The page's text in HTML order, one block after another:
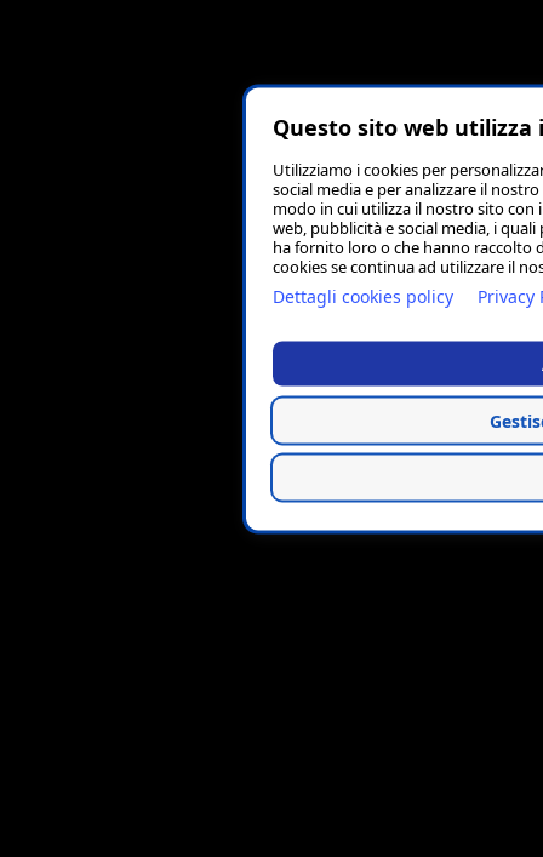
Questo sito web utilizza
Utilizziamo i cookies per
social media e per analizzare il
modo in cui utilizza il nostro sito con
web, pubblicità e social media, i
ha fornito loro o che hanno raccolto
cookies se continua ad utilizzare il
Dettagli cookies policy Privacy